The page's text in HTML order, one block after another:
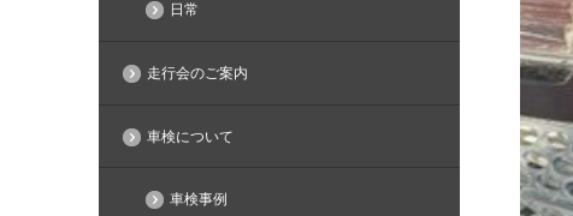
日常
走行会のご案内
車検について
車検事例